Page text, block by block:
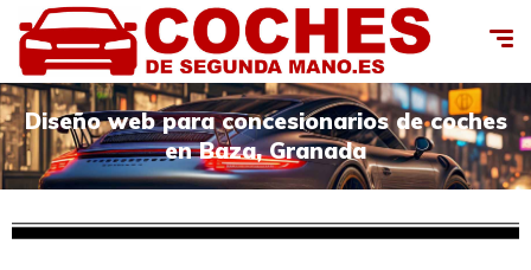
Diseño web para concesionarios de coches
en Baza, Granada